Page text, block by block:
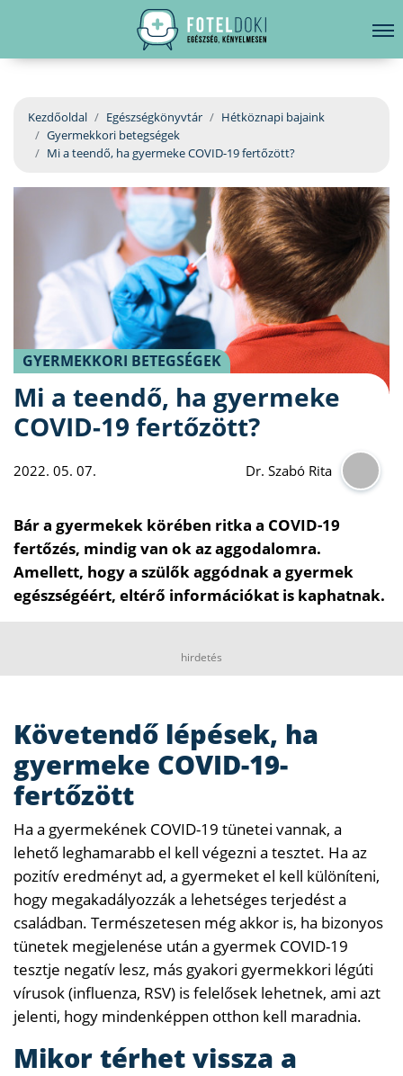
EGÉSZSÉGKÖNYVTÁR
BETEGSÉGKALAUZ
ÜGYELETKERESŐ
ORVOS VÁLASZOL
ORVOSKERESŐ
hirdetés
Kezdőoldal Egészségkönyvtár
Hétköznapi bajaink
Gyermekkori betegségek
Mi a teendő, ha gyermeke COVID-19 fertőzött?
GYERMEKKORI BETEGSÉGEK
Mi a teendő, ha gyermeke
COVID-19 fertőzött?
2022. 05. 07. Dr. Szabó Rita
Bár a gyermekek körében ritka a COVID-19
fertőzés, mindig van ok az aggodalomra.
Amellett, hogy a szülők aggódnak a gyermek
egészségéért, eltérő információkat is kaphatnak.
hirdetés
Követendő lépések, ha
gyermeke COVID-19-
fertőzött
Ha a gyermekének COVID-19 tünetei vannak, a
lehető leghamarabb el kell végezni a tesztet. Ha az
pozitív eredményt ad, a gyermeket el kell különíteni,
hogy megakadályozzák a lehetséges terjedést a
családban. Természetesen még akkor is, ha bizonyos
tünetek megjelenése után a gyermek COVID-19
tesztje negatív lesz, más gyakori gyermekkori légúti
vírusok (influenza, RSV) is felelősek lehetnek, ami azt
jelenti, hogy mindenképpen otthon kell maradnia.
Mikor térhet vissza a